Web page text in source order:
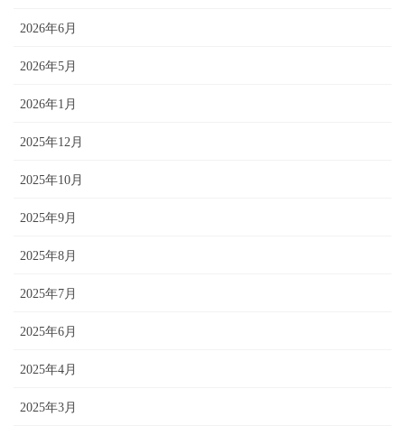
2026年6月
2026年5月
2026年1月
2025年12月
2025年10月
2025年9月
2025年8月
2025年7月
2025年6月
2025年4月
2025年3月